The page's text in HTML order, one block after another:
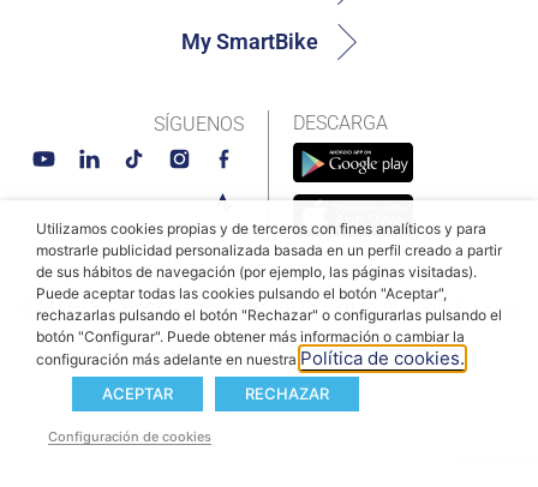
DESCARGA
My SmartBike
SÍGUENOS
© MAHLE SmartBike Systems 2026 Términos y condiciones
Política de PrivacidadPolítica de cookies
Utilizamos cookies propias y de terceros con fines analíticos y para
mostrarle publicidad personalizada basada en un perfil creado a partir
de sus hábitos de navegación (por ejemplo, las páginas visitadas).
Puede aceptar todas las cookies pulsando el botón "Aceptar",
rechazarlas pulsando el botón "Rechazar" o configurarlas pulsando el
botón "Configurar". Puede obtener más información o cambiar la
configuración más adelante en nuestra Política de cookies.
ACEPTAR RECHAZAR
Configuración de cookies